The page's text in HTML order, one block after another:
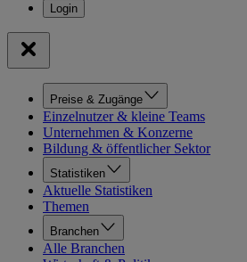
Preise & Zugänge
Einzelnutzer & kleine Teams
Unternehmen & Konzerne
Bildung & öffentlicher Sektor
Statistiken
Aktuelle Statistiken
Themen
Branchen
Alle Branchen